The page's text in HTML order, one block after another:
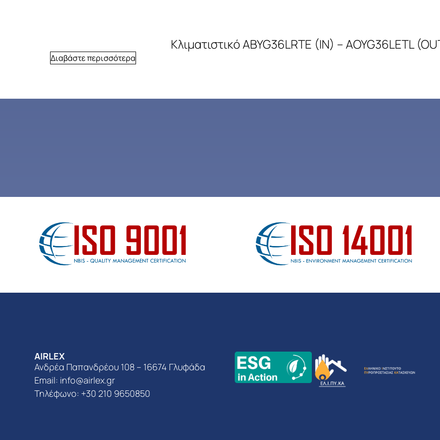
Κλιματιστικό ABYG36LRTE (IN) – AOYG36LETL
Διαβάστε περισσότερα
AIRLEX
Ανδρέα Παπανδρέου 108 – 16674 Γλυφάδα
Email: info@airlex.gr
Τηλέφωνο: +30 210 9650850